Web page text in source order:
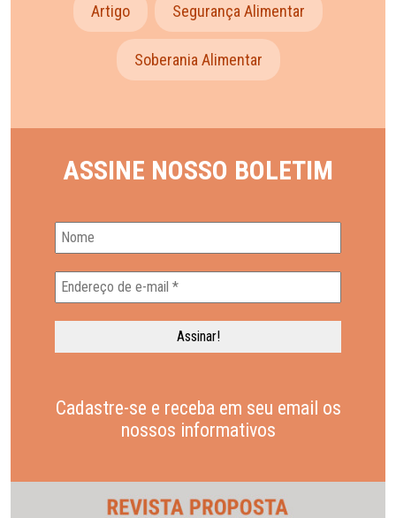
Artigo Segurança Alimentar
Soberania Alimentar
ASSINE NOSSO BOLETIM
Cadastre-se e receba em seu email os
nossos informativos